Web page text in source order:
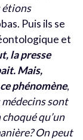
étions
Puis ils se
et
la presse
Mais,
phénomène,
sont
qu’un
On peut